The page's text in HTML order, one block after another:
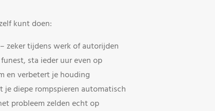
kunt doen:
zeker tijdens werk of autorijden
sta ieder uur even op
en verbetert je houding
je diepe rompspieren automatisch
probleem zelden echt op